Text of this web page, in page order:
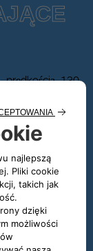
130
prędkości jazdy
w stosunku do
zmniejsza
przy użyciu
pedału gazu
potęguje efekt
czynników